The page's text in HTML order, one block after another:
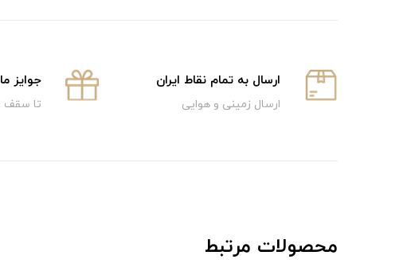
ارسال به تمام نقاط ایران
ارسال زمینی و هوایی
جوایز
تا سقف 10 میلیون تومان
محصولات مرتبط